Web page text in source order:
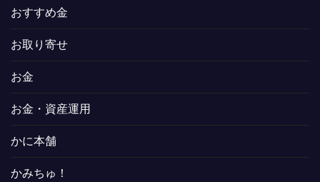
おすすめ金
お取り寄せ
お金
お金・資産運用
かに本舗
かみちゅ！